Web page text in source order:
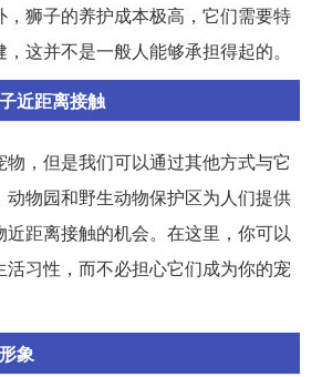
，狮子的养护成本极高，它们需要特
这并不是一般人能够承担得起的。
近距离接触
，但是我们可以通过其他方式与它
物园和野生动物保护区为人们提供
近距离接触的机会。在这里，你可以
习性，而不必担心它们成为你的宠
象